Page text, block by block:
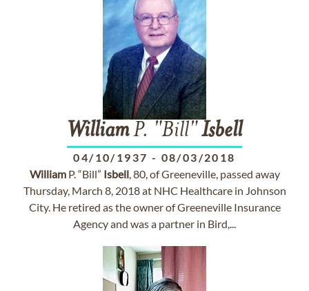
WilliamP. "Bill"Isbell
04/10/1937 - 08/03/2018
WilliamP. “Bill” Isbell, 80, of Greeneville, passed away
Thursday, March 8, 2018 at NHC Healthcare in Johnson
City. He retired as the owner of Greeneville Insurance
Agency and was a partner in Bird,...